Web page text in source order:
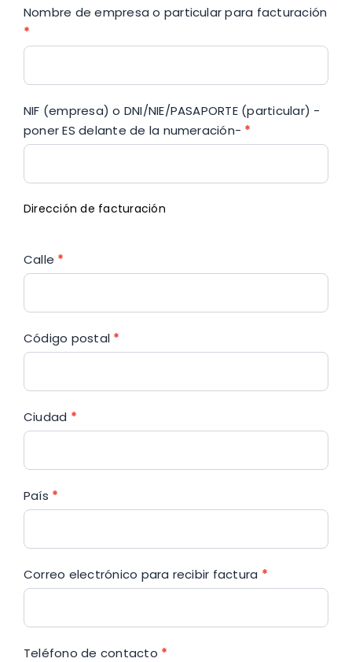
Nombre de empresa o particular para facturación
*
NIF (empresa) o DNI/NIE/PASAPORTE (particular) -
poner ES delante de la numeración- *
Dirección de facturación
Calle *
Código postal *
Ciudad *
País *
Correo electrónico para recibir factura *
Teléfono de contacto *